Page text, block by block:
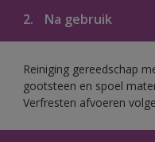
2. Na gebruik
Reiniging gereedschap
gootsteen en spoel
Verfresten afvoeren